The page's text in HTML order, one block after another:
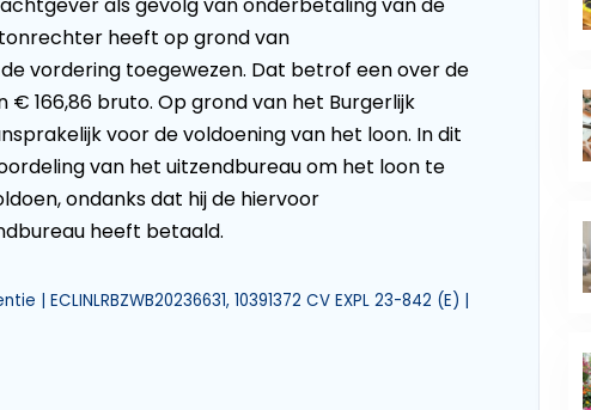
heeft op grond van
vordering toegewezen. Dat betrof een over de
€ 166,86 bruto. Op grond van het Burgerlijk
voor de voldoening van het loon. In dit
van het uitzendbureau om het loon te
ondanks dat hij de hiervoor
heeft betaald.
ECLINLRBZWB20236631, 10391372 CV EXPL 23-842 (E) |